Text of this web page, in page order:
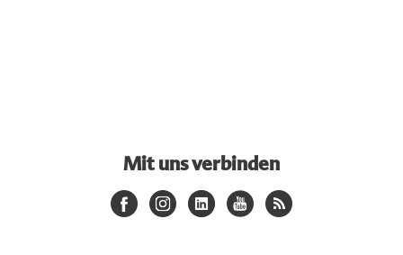
Mit uns verbinden